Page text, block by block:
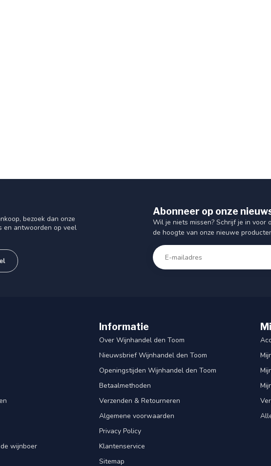
bezoek dan onze
en antwoorden op veel
Abonneer op onze
Wil je niets missen? Schrijf je in
de hoogte van onze nieuwe
wijnboer
Informatie
Over Wijnhandel den Toom
Nieuwsbrief Wijnhandel den Toom
Openingstijden Wijnhandel den Toom
Betaalmethoden
Verzenden & Retourneren
Algemene voorwaarden
Privacy Policy
Klantenservice
Sitemap